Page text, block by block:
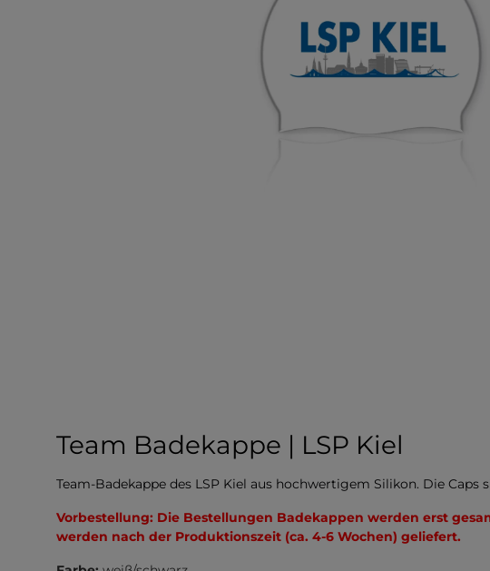
Team Badekappe | LSP Kiel
Team-Badekappe des LSP Kiel aus hochwertigem Silikon. Die
Vorbestellung: Die Bestellungen Badekappen werden erst
werden nach der Produktionszeit (ca. 4-6 Wochen) geliefert.